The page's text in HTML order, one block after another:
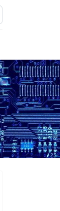
for results.